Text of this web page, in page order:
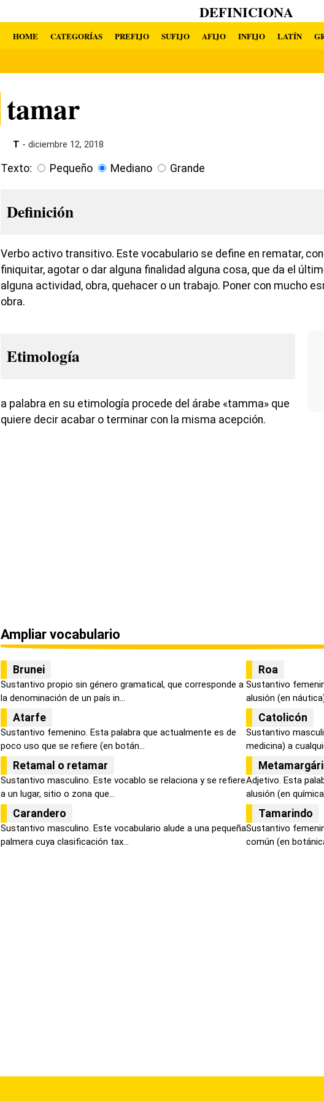
DEFINICIONA
HOME CATEGORÍAS PREFIJO SUFIJO AFIJO INFIJO LATÍN
tamar
T - diciembre 12, 2018
Texto: Pequeño Mediano Grande
Definición
Verbo activo transitivo. Este vocabulario se define en rematar,
finiquitar, agotar o dar alguna finalidad alguna cosa, que da el
alguna actividad, obra, quehacer o un trabajo. Poner con mucho
obra.
Etimología
a palabra en su etimología procede del árabe «tamma» que
quiere decir acabar o terminar con la misma acepción.
Ampliar vocabulario
Brunei
Sustantivo propio sin género gramatical, que corresponde a
la denominación de un país in...
Roa
Sustantivo
alusión (en
Atarfe
Sustantivo femenino. Esta palabra que actualmente es de
poco uso que se refiere (en botán...
Catolicón
Sustantivo
medicina) a
Retamal o retamar
Sustantivo masculino. Este vocablo se relaciona y se refiere
a un lugar, sitio o zona que...
Adjetivo. Esta
alusión (en
Carandero
Sustantivo masculino. Este vocabulario alude a una pequeña
palmera cuya clasificación tax...
Tamarindo
Sustantivo
común (en